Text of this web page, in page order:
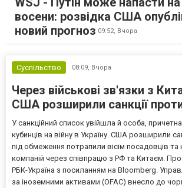
восени: розвідка США
новий прогноз 09:52, Вчора
Суспільство 08:09, Вчора
Через військові зв'язки з
США розширили санкції
У санкційний список увійшла й особа,
кубинців на війну в Україну. США розширили
під обмеження потрапили вісім посадовців та
компаній через співпрацю з РФ та Китаєм.
РБК-Україна з посиланням на Bloomberg.
за іноземними активами (OFAC) внесло до